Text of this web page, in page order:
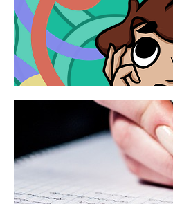
Zajmij
Napisz, co cię
do tego